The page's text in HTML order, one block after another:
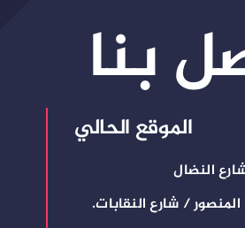
بنا
الموقع الحالي
النضال
/ شارع النقابات.